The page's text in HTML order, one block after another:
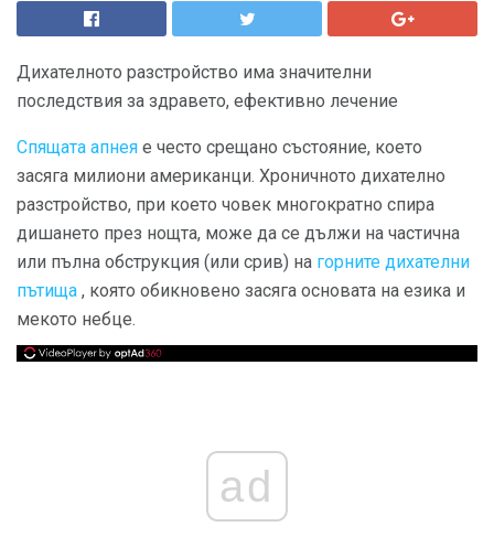
Дихателното разстройство има значителни
последствия за здравето, ефективно лечение
Спящата апнея е често срещано състояние, което
засяга милиони американци. Хроничното дихателно
разстройство, при което човек многократно спира
дишането през нощта, може да се дължи на частична
или пълна обструкция (или срив) на горните дихателни
пътища , която обикновено засяга основата на езика и
мекото небце.
ad